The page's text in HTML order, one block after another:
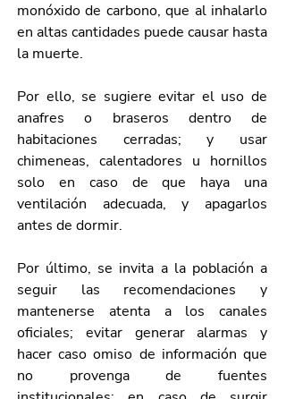
monóxido de carbono, que al inhalarlo
en altas cantidades puede causar hasta
la muerte.
Por ello, se sugiere evitar el uso de
anafres o braseros dentro de
habitaciones cerradas; y usar
chimeneas, calentadores u hornillos
solo en caso de que haya una
ventilación adecuada, y apagarlos
antes de dormir.
Por último, se invita a la población a
seguir las recomendaciones y
mantenerse atenta a los canales
oficiales; evitar generar alarmas y
hacer caso omiso de información que
no provenga de fuentes